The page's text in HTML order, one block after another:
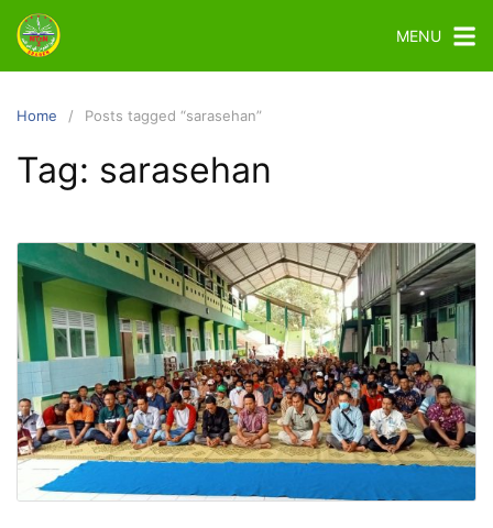
MENU
Home Posts tagged “sarasehan”
Tag: sarasehan